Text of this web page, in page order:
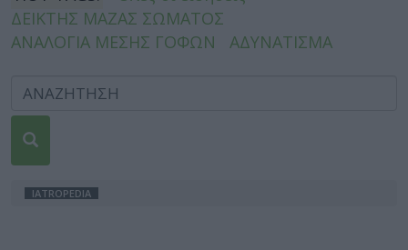
ΔΕΙΚΤΗΣ ΜΑΖΑΣ ΣΩΜΑΤΟΣ
ΑΝΑΛΟΓΙΑ ΜΕΣΗΣ ΓΟΦΩΝ
ΑΔΥΝΑΤΙΣΜΑ
IATROPEDIA